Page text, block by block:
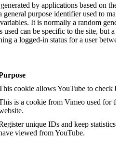
by applications based on the
general purpose identifier used to
It is normally a random
used can be specific to the site, but a
a logged-in status for a user
cookie allows YouTube to check
is a cookie from Vimeo used for
unique IDs and keep statistics
viewed from YouTube.